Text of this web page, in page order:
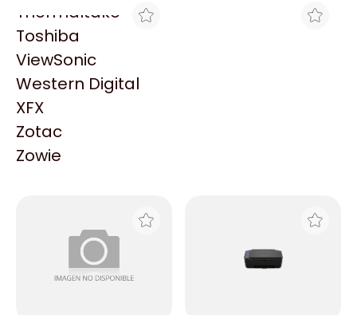
Thermaltake
Toshiba
ViewSonic
Western Digital
XFX
Zotac
Zowie
MAX TECNO
TONER ALTERNATIVO HP
CF237A NEGRO OFFICE